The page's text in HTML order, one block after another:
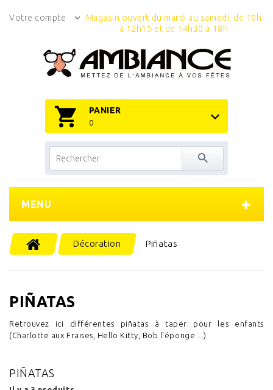
Votre compte
Magasin ouvert du mardi au samedi, de 10h
à 12h15 et de 14h30 à 18h
PANIER
0
MENU
Décoration Piñatas
PIÑATAS
Retrouvez ici différentes piñatas à taper pour les enfants
(Charlotte aux Fraises, Hello Kitty, Bob l'éponge ...)
PIÑATAS